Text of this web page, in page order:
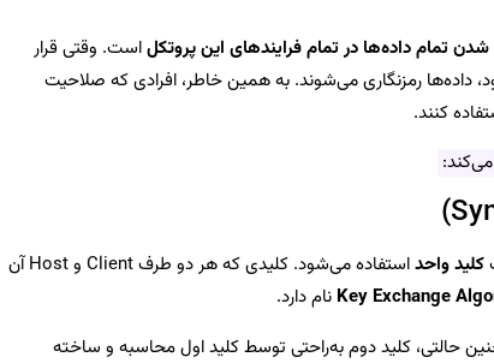
شدن تمام داده‌ها در تمام فرایندهای این پروتکلاست. وقتی قرار
داده‌ها رمزنگاری می‌شوند. به همین خاطر، افرادی که صلاحیت
کنند.
می‌کند:
کلید واحد
استفاده می‌شود. کلیدی که هر دو طرف Client و Host آن
Key Exchange نام دارد.
حالتی، کلید دوم به‌راحتی توسط کلید اول محاسبه و ساخته